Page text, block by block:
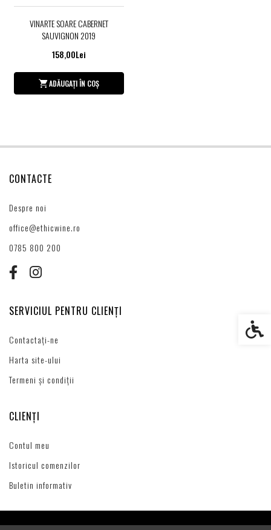
VINARTE SOARE CABERNET
SAUVIGNON 2019
158,00Lei
ADĂUGAȚI ÎN COȘ
CONTACTE
Despre noi
office@ethicwine.ro
0785 800 200
SERVICIUL PENTRU CLIENȚI
Contactați-ne
Harta site-ului
Termeni și condiții
CLIENȚI
Contul meu
Istoricul comenzilor
Buletin informativ
Setări